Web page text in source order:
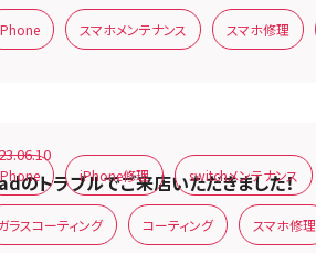
スマホメンテナンス スマホ修理
のトラブルでご来店いただきました！
iPhone修理 switchメンテナンス
ラスコーティング コーティング スマホ修理